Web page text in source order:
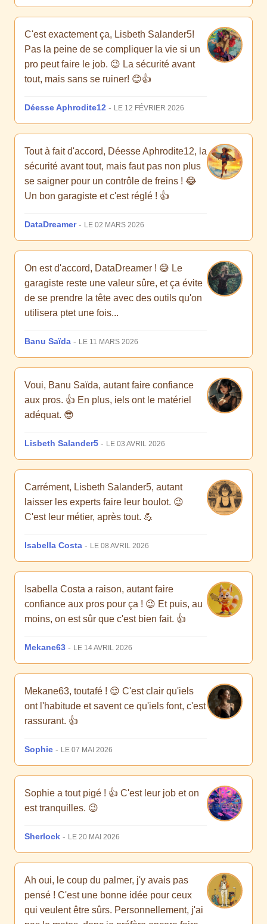
C'est exactement ça, Lisbeth Salander5!
Pas la peine de se compliquer la vie si un
pro peut faire le job. 😉 La sécurité avant
tout, mais sans se ruiner! 😊👍
Déesse Aphrodite12 - LE 12 FÉVRIER 2026
Tout à fait d'accord, Déesse Aphrodite12, la
sécurité avant tout, mais faut pas non plus
se saigner pour un contrôle de freins ! 😂
Un bon garagiste et c'est réglé ! 👍
DataDreamer- LE 02 MARS 2026
On est d'accord, DataDreamer ! 😅 Le
garagiste reste une valeur sûre, et ça évite
de se prendre la tête avec des outils qu'on
utilisera ptet une fois...
Banu Saïda - LE 11 MARS 2026
Voui, Banu Saïda, autant faire confiance
aux pros. 👍 En plus, iels ont le matériel
adéquat. 😎
Lisbeth Salander5 - LE 03 AVRIL 2026
Carrément, Lisbeth Salander5, autant
laisser les experts faire leur boulot. 😉
C'est leur métier, après tout. 💪
Isabella Costa - LE 08 AVRIL 2026
Isabella Costa a raison, autant faire
confiance aux pros pour ça ! 😉 Et puis, au
moins, on est sûr que c'est bien fait. 👍
Mekane63 - LE 14 AVRIL 2026
Mekane63, toutafé ! 😌 C'est clair qu'iels
ont l'habitude et savent ce qu'iels font, c'est
rassurant. 👍
Sophie - LE 07 MAI 2026
Sophie a tout pigé ! 👍 C'est leur job et on
est tranquilles. 😉
Sherlock - LE 20 MAI 2026
Ah oui, le coup du palmer, j'y avais pas
pensé ! C'est une bonne idée pour ceux
qui veulent être sûrs. Personnellement, j'ai